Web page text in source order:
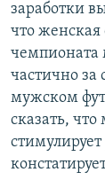
заработки
что женская
чемпионата
частично за
мужском
сказать,